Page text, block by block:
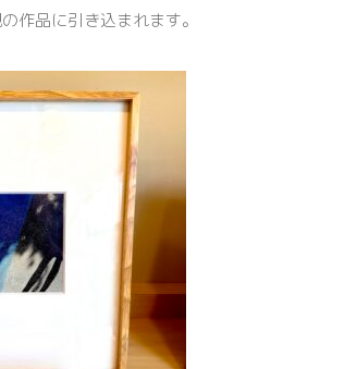
作品に引き込まれます。